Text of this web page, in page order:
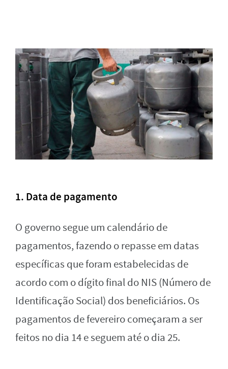
1. Data de pagamento
O governo segue um calendário de
pagamentos, fazendo o repasse em datas
específicas que foram estabelecidas de
acordo com o dígito final do NIS (Número de
Identificação Social) dos beneficiários. Os
pagamentos de fevereiro começaram a ser
feitos no dia 14 e seguem até o dia 25.